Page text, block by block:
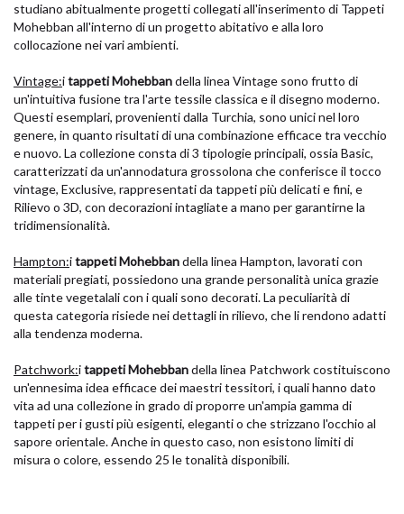
studiano abitualmente progetti collegati all'inserimento di Tappeti
Mohebban all'interno di un progetto abitativo e alla loro
collocazione nei vari ambienti.
Vintage:itappeti Mohebbandella linea Vintage sono frutto di
un'intuitiva fusione tra l'arte tessile classica e il disegno moderno.
Questi esemplari, provenienti dalla Turchia, sono unici nel loro
genere, in quanto risultati di una combinazione efficace tra vecchio
e nuovo. La collezione consta di 3 tipologie principali, ossia Basic,
caratterizzati da un'annodatura grossolona che conferisce il tocco
vintage, Exclusive, rappresentati da tappeti più delicati e fini, e
Rilievo o 3D, con decorazioni intagliate a mano per garantirne la
tridimensionalità.
Hampton:itappeti Mohebbandella linea Hampton, lavorati con
materiali pregiati, possiedono una grande personalità unica grazie
alle tinte vegetalali con i quali sono decorati. La peculiarità di
questa categoria risiede nei dettagli in rilievo, che li rendono adatti
alla tendenza moderna.
Patchwork:itappeti Mohebbandella linea Patchwork costituiscono
un'ennesima idea efficace dei maestri tessitori, i quali hanno dato
vita ad una collezione in grado di proporre un'ampia gamma di
tappeti per i gusti più esigenti, eleganti o che strizzano l'occhio al
sapore orientale. Anche in questo caso, non esistono limiti di
misura o colore, essendo 25 le tonalità disponibili.